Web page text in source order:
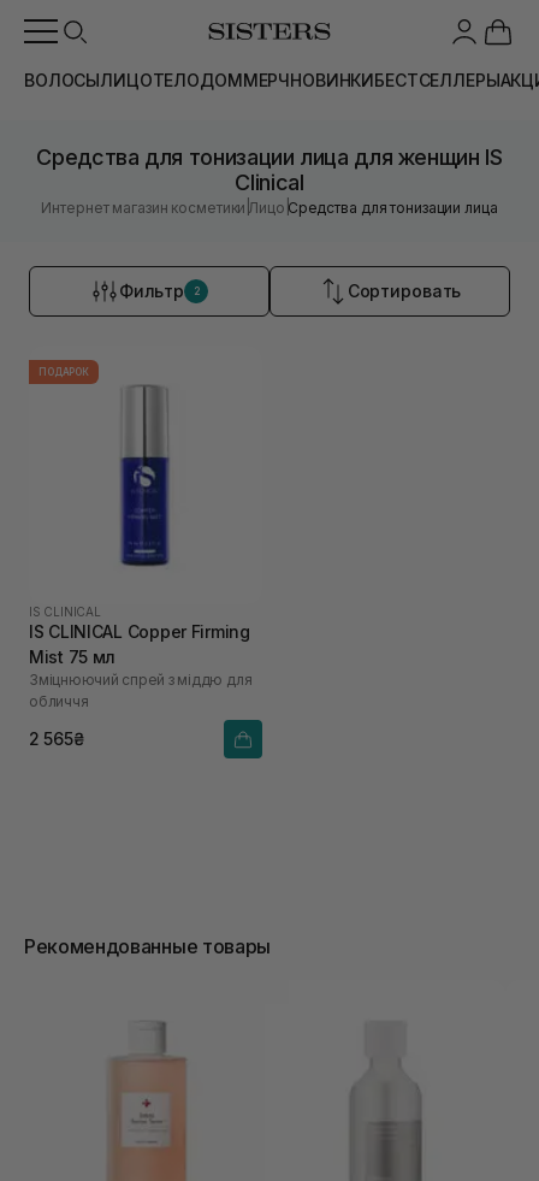
ВОЛОСЫЛИЦОТЕЛОДОММЕРЧНОВИНКИБЕСТСЕЛЛЕРЫ
Средства для тонизации лица для женщин IS
Clinical
Интернет магазин косметики |Лицо |Средства для тонизации лица
Фильтр 2 Сортировать
ПОДАРОК
IS CLINICAL
IS CLINICAL Copper Firming
Mist 75 мл
Зміцнюючий спрей з міддю для
обличчя
2 565₴
Рекомендованные товары